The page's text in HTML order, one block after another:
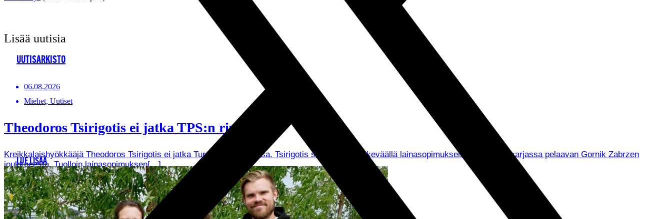
Lisää uutisia
UUTISARKISTO
06.08.2026
Miehet, Uutiset
Theodoros Tsirigotis ei jatka TPS:n riveissä
Kreikkalaishyökkääjä Theodoros Tsirigotis ei jatka Turun Palloseurassa. Tsirigotis saapui Tepsiin keväällä lainasopimuksella Puolan pääsarjassa pelaavan Gornik Zabrzen
joukkueesta. Tuolloin lainasopimuksen[…]
LUE LISÄÄ